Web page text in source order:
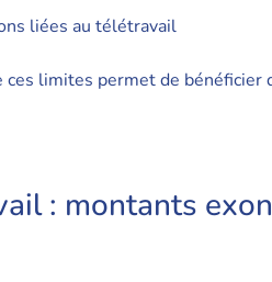
liées au télétravail
ces limites permet de
: montants